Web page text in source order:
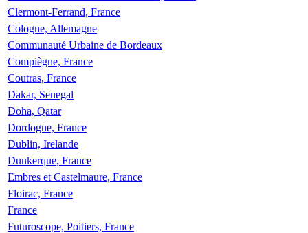
Clermont-Ferrand, France
Cologne, Allemagne
Communauté Urbaine de Bordeaux
Compiègne, France
Coutras, France
Dakar, Senegal
Doha, Qatar
Dordogne, France
Dublin, Irelande
Dunkerque, France
Embres et Castelmaure, France
Floirac, France
France
Futuroscope, Poitiers, France